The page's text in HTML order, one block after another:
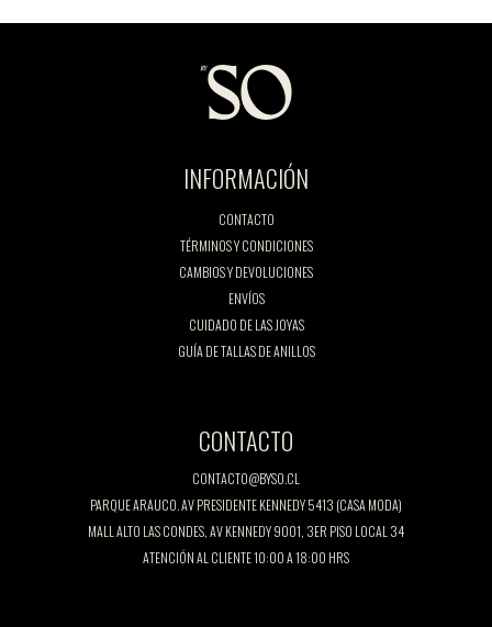
INFORMACIÓN
CONTACTO
TÉRMINOS Y CONDICIONES
CAMBIOS Y DEVOLUCIONES
ENVÍOS
CUIDADO DE LAS JOYAS
GUÍA DE TALLAS DE ANILLOS
CONTACTO
CONTACTO@BYSO.CL
PARQUE ARAUCO. AV PRESIDENTE KENNEDY 5413 (CASA MODA)
MALL ALTO LAS CONDES, AV KENNEDY 9001, 3ER PISO LOCAL 34
ATENCIÓN AL CLIENTE 10:00 A 18:00 HRS